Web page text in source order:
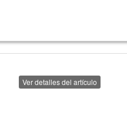
Ver detalles del artículo